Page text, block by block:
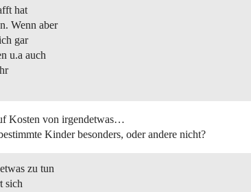
hat
Wenn aber
gar
u.a auch
Kosten von irgendetwas…
Kinder besonders, oder andere nicht?
zu tun
sich